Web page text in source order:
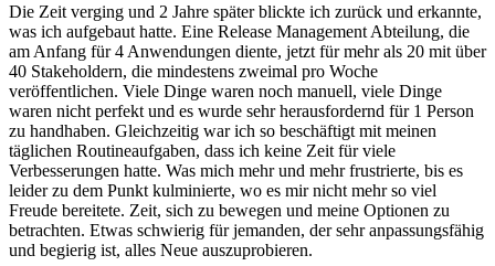
Die Zeit verging und 2 Jahre später blickte ich zurück und erkannte,
was ich aufgebaut hatte. Eine Release Management Abteilung, die
am Anfang für 4 Anwendungen diente, jetzt für mehr als 20 mit über
40 Stakeholdern, die mindestens zweimal pro Woche
veröffentlichen. Viele Dinge waren noch manuell, viele Dinge
waren nicht perfekt und es wurde sehr herausfordernd für 1 Person
zu handhaben. Gleichzeitig war ich so beschäftigt mit meinen
täglichen Routineaufgaben, dass ich keine Zeit für viele
Verbesserungen hatte. Was mich mehr und mehr frustrierte, bis es
leider zu dem Punkt kulminierte, wo es mir nicht mehr so viel
Freude bereitete. Zeit, sich zu bewegen und meine Optionen zu
betrachten. Etwas schwierig für jemanden, der sehr anpassungsfähig
und begierig ist, alles Neue auszuprobieren.